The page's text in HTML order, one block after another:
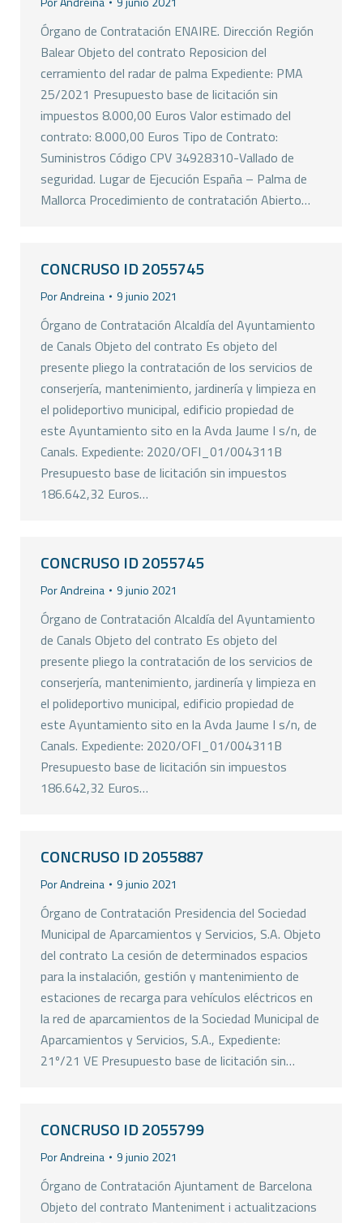
Órgano de Contratación ENAIRE. Dirección Región
Balear Objeto del contrato Reposicion del
cerramiento del radar de palma Expediente: PMA
25/2021 Presupuesto base de licitación sin
impuestos 8.000,00 Euros Valor estimado del
contrato: 8.000,00 Euros Tipo de Contrato:
Suministros Código CPV 34928310-Vallado de
seguridad. Lugar de Ejecución España – Palma de
Mallorca Procedimiento de contratación Abierto…
CONCRUSO ID 2055745
PorAndreina 9 junio 2021
Órgano de Contratación Alcaldía del Ayuntamiento
de Canals Objeto del contrato Es objeto del
presente pliego la contratación de los servicios de
conserjería, mantenimiento, jardinería y limpieza en
el polideportivo municipal, edificio propiedad de
este Ayuntamiento sito en la Avda Jaume I s/n, de
Canals. Expediente: 2020/OFI_01/004311B
Presupuesto base de licitación sin impuestos
186.642,32 Euros…
CONCRUSO ID 2055745
PorAndreina 9 junio 2021
Órgano de Contratación Alcaldía del Ayuntamiento
de Canals Objeto del contrato Es objeto del
presente pliego la contratación de los servicios de
conserjería, mantenimiento, jardinería y limpieza en
el polideportivo municipal, edificio propiedad de
este Ayuntamiento sito en la Avda Jaume I s/n, de
Canals. Expediente: 2020/OFI_01/004311B
Presupuesto base de licitación sin impuestos
186.642,32 Euros…
CONCRUSO ID 2055887
PorAndreina 9 junio 2021
Órgano de Contratación Presidencia del Sociedad
Municipal de Aparcamientos y Servicios, S.A. Objeto
del contrato La cesión de determinados espacios
para la instalación, gestión y mantenimiento de
estaciones de recarga para vehículos eléctricos en
la red de aparcamientos de la Sociedad Municipal de
Aparcamientos y Servicios, S.A., Expediente:
21º/21 VE Presupuesto base de licitación sin…
CONCRUSO ID 2055799
PorAndreina 9 junio 2021
Órgano de Contratación Ajuntament de Barcelona
Objeto del contrato Manteniment i actualitzacions